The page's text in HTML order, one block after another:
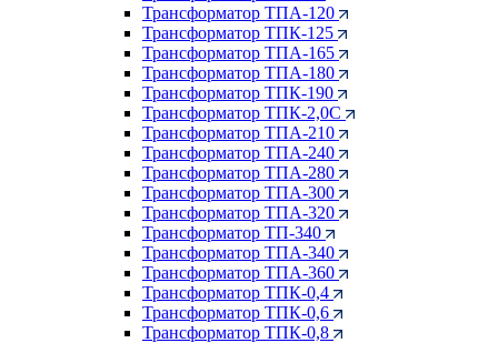
Трансформатор ТПА-120
Трансформатор ТПК-125
Трансформатор ТПА-165
Трансформатор ТПА-180
Трансформатор ТПК-190
Трансформатор ТПК-2,0С
Трансформатор ТПА-210
Трансформатор ТПА-240
Трансформатор ТПА-280
Трансформатор ТПА-300
Трансформатор ТПА-320
Трансформатор ТП-340
Трансформатор ТПА-340
Трансформатор ТПА-360
Трансформатор ТПК-0,4
Трансформатор ТПК-0,6
Трансформатор ТПК-0,8